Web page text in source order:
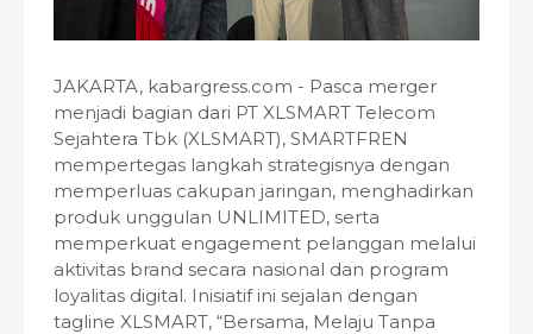
JAKARTA, kabargress.com - Pasca merger
menjadi bagian dari PT XLSMART Telecom
Sejahtera Tbk (XLSMART), SMARTFREN
mempertegas langkah strategisnya dengan
memperluas cakupan jaringan, menghadirkan
produk unggulan UNLIMITED, serta
memperkuat engagement pelanggan melalui
aktivitas brand secara nasional dan program
loyalitas digital. Inisiatif ini sejalan dengan
tagline XLSMART, “Bersama, Melaju Tanpa